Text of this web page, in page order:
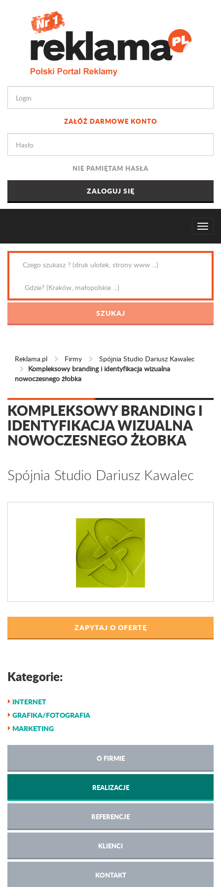
ZAŁÓŻ DARMOWE KONTO
NIE PAMIĘTAM HASŁA
Reklama.pl Firmy
Spójnia Studio Dariusz Kawalec
Kompleksowy branding i identyfikacja wizualna
nowoczesnego żłobka
KOMPLEKSOWY BRANDING I
IDENTYFIKACJA WIZUALNA
NOWOCZESNEGO ŻŁOBKA
Spójnia Studio Dariusz Kawalec
ZAPYTAJ O OFERTĘ
Kategorie:
INTERNET
GRAFIKA/FOTOGRAFIA
MARKETING
O FIRMIE
REALIZACJE
REFERENCJE
KLIENCI
KONTAKT